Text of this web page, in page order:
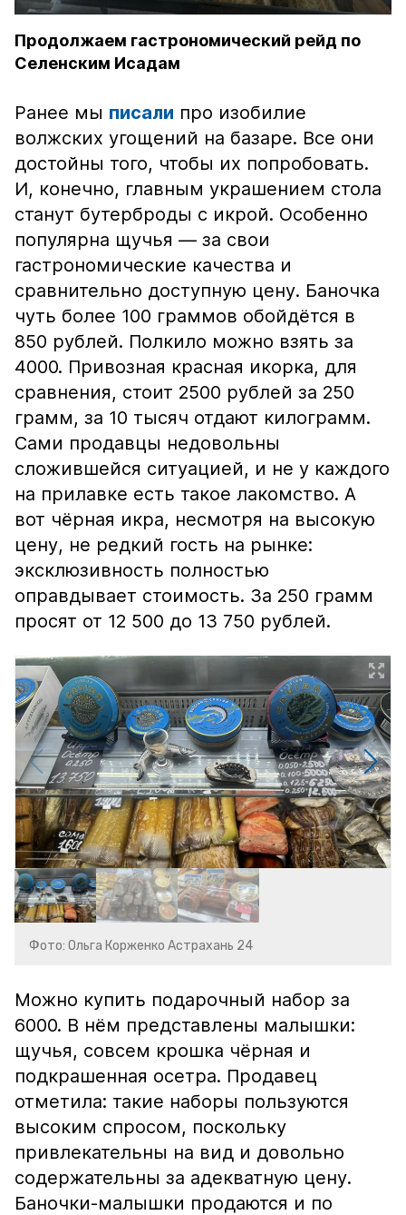
Продолжаем гастрономический рейд по
Селенским Исадам
Ранее мы писали про изобилие
волжских угощений на базаре. Все они
достойны того, чтобы их попробовать.
И, конечно, главным украшением стола
станут бутерброды с икрой. Особенно
популярна щучья — за свои
гастрономические качества и
сравнительно доступную цену. Баночка
чуть более 100 граммов обойдётся в
850 рублей. Полкило можно взять за
4000. Привозная красная икорка, для
сравнения, стоит 2500 рублей за 250
грамм, за 10 тысяч отдают килограмм.
Сами продавцы недовольны
сложившейся ситуацией, и не у каждого
на прилавке есть такое лакомство. А
вот чёрная икра, несмотря на высокую
цену, не редкий гость на рынке:
эксклюзивность полностью
оправдывает стоимость. За 250 грамм
просят от 12 500 до 13 750 рублей.
Фото: Ольга Корженко Астрахань 24
Можно купить подарочный набор за
6000. В нём представлены малышки:
щучья, совсем крошка чёрная и
подкрашенная осетра. Продавец
отметила: такие наборы пользуются
высоким спросом, поскольку
привлекательны на вид и довольно
содержательны за адекватную цену.
Баночки-малышки продаются и по